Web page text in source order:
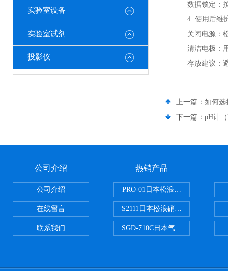
实验室设备
实验室试剂
投影仪
数据锁定‌：
4. 使用后维
关闭电源‌：
清洁电极‌：
存放建议‌：
上一篇： 如何选
下一篇： pH计
公司介绍
公司介绍
在线留言
联系我们
热销产品
PRO-01日本松浪硝子玻璃制品载
S2111日本松浪硝子载玻片
SGD-710C日本气体分割器